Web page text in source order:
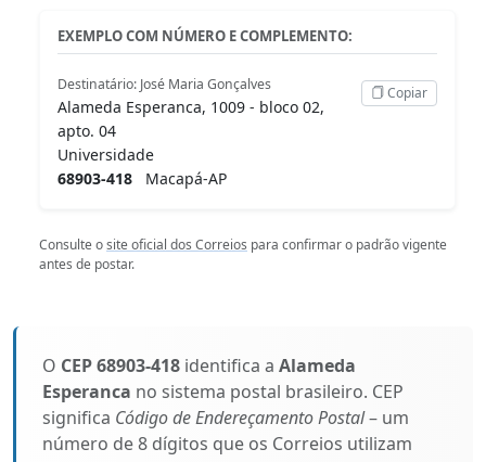
EXEMPLO COM NÚMERO E COMPLEMENTO:
Destinatário: José Maria Gonçalves
Alameda Esperanca, 1009 - bloco 02,
apto. 04
Universidade
68903-418 Macapá-AP
Copiar
Consulte osite oficial dos Correios para confirmar o padrão vigente
antes de postar.
O CEP 68903-418 identifica a Alameda
Esperanca no sistema postal brasileiro. CEP
significa Código de Endereçamento Postal– um
número de 8 dígitos que os Correios utilizam